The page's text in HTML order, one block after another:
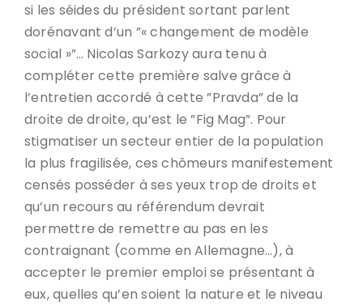
si les séides du président sortant parlent
dorénavant d’un ”« changement de modèle
social »”… Nicolas Sarkozy aura tenu à
compléter cette première salve grâce à
l’entretien accordé à cette ”Pravda” de la
droite de droite, qu’est le ”Fig Mag”. Pour
stigmatiser un secteur entier de la population
la plus fragilisée, ces chômeurs manifestement
censés posséder à ses yeux trop de droits et
qu’un recours au référendum devrait
permettre de remettre au pas en les
contraignant (comme en Allemagne…), à
accepter le premier emploi se présentant à
eux, quelles qu’en soient la nature et le niveau